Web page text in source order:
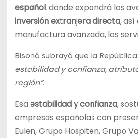
español, donde expondrá los
inversión extranjera directa,
manufactura avanzada, los
Bisonó subrayó que la
estabilidad y confianza,
región”.
Esa estabilidad y confianza,
empresas españolas con
Eulen, Grupo Hospiten, Grupo